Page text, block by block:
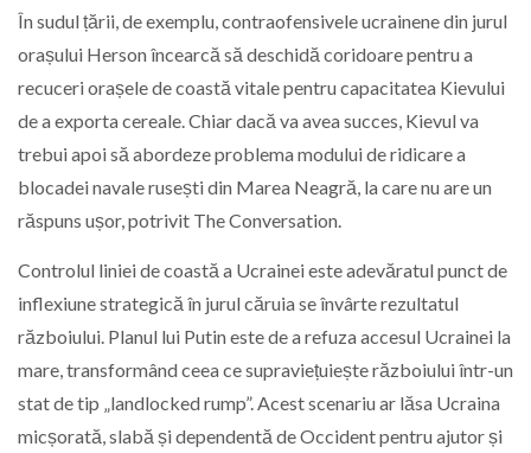
În sudul țării, de exemplu, contraofensivele ucrainene din jurul
orașului Herson încearcă să deschidă coridoare pentru a
recuceri orașele de coastă vitale pentru capacitatea Kievului
de a exporta cereale. Chiar dacă va avea succes, Kievul va
trebui apoi să abordeze problema modului de ridicare a
blocadei navale rusești din Marea Neagră, la care nu are un
răspuns ușor, potrivit The Conversation.
Controlul liniei de coastă a Ucrainei este adevăratul punct de
inflexiune strategică în jurul căruia se învârte rezultatul
războiului. Planul lui Putin este de a refuza accesul Ucrainei la
mare, transformând ceea ce supraviețuiește războiului într-un
stat de tip „landlocked rump”. Acest scenariu ar lăsa Ucraina
micșorată, slabă și dependentă de Occident pentru ajutor și